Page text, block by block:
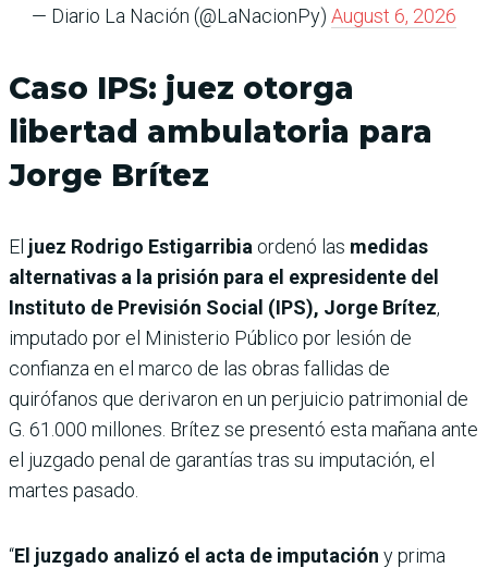
— Diario La Nación (@LaNacionPy) August 6, 2026
Caso IPS: juez otorga
libertad ambulatoria para
Jorge Brítez
El juez Rodrigo Estigarribia ordenó las medidas
alternativas a la prisión para el expresidente del
Instituto de Previsión Social (IPS), Jorge Brítez,
imputado por el Ministerio Público por lesión de
confianza en el marco de las obras fallidas de
quirófanos que derivaron en un perjuicio patrimonial de
G. 61.000 millones. Brítez se presentó esta mañana ante
el juzgado penal de garantías tras su imputación, el
martes pasado.
“El juzgado analizó el acta de imputación y prima